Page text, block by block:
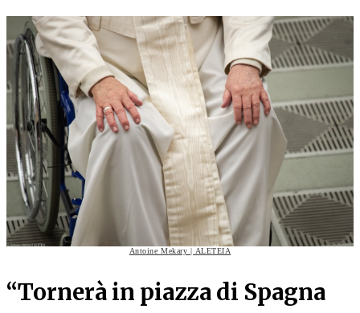
Antoine Mekary | ALETEIA
“Tornerà in piazza di Spagna